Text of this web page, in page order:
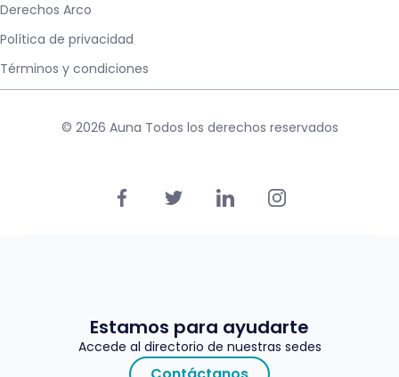
Estamos para ayudarte
Accede al directorio de nuestras sedes
Derechos Arco
Política de privacidad
Términos y condiciones
© 2026 Auna Todos los derechos reservados